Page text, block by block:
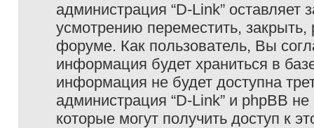
администрация “D-Link”
усмотрению переместить,
форуме. Как пользователь, Вы
информация будет храниться в
информация не будет доступна
администрация “D-Link” и phpBB
которые могут получить доступ к